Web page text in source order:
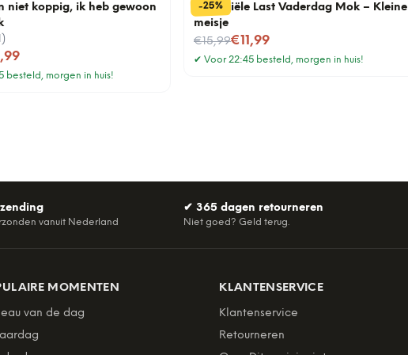
niet koppig, ik heb gewoon
1 )
besteld, morgen in huis!
-25%
Financiële Last Vaderdag Mok – Kleine
meisje
€15,99
Nu voor€11,99
✔ Voor 22:45 besteld, morgen in huis!
vanuit Nederland
✔ 365 dagen retourneren
Niet goed? Geld terug.
MOMENTEN
van de dag
KLANTENSERVICE
Klantenservice
Retourneren